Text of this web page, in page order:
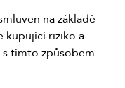
na základě
kupující riziko a
tímto způsobem